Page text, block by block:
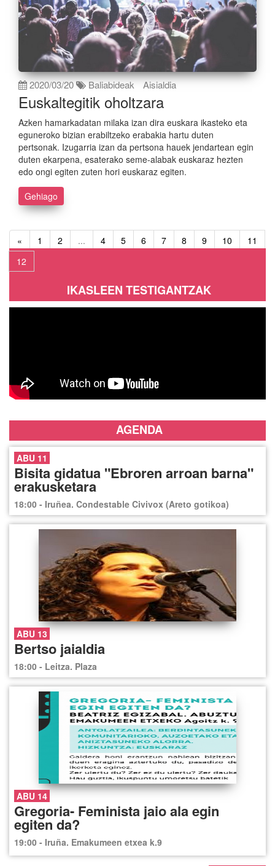
2020/03/20 Baliabideak Aisialdia
Euskaltegitik oholtzara
Azken hamarkadatan milaka izan dira euskara ikasteko eta
eguneroko bizian erabiltzeko erabakia hartu duten
pertsonak. Izugarria izan da pertsona hauek jendartean egin
duten ekarpena, esaterako seme-alabak euskaraz hezten
edo ongi egiten zuten hori euskaraz egiten.
Gehiago
« 1 2 ... 4 5 6 7 8 9 10
11
12
IKASLEEN TESTIGANTZAK
AGENDA
ABU 11
Bisita gidatua "Ebroren arroan barna"
erakusketara
18:00 - Iruñea. Condestable Civivox (Areto gotikoa)
ABU 13
Bertso jaialdia
18:00 - Leitza. Plaza
ABU 14
Gregoria- Feminista jaio ala egin
egiten da?
19:00 - Iruña. Emakumeen etxea k.9